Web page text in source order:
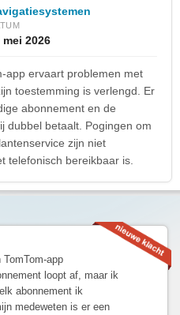
mei 2026
app ervaart problemen met
toestemming is verlengd. Er
abonnement en de
dubbel betaalt. Pogingen om
zijn niet
telefonisch bereikbaar is.
app
loopt af, maar ik
abonnement ik
medeweten is er een